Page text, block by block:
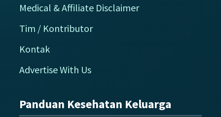
Medical & Affiliate Disclaimer
Tim / Kontributor
Kontak
Advertise With Us
Panduan Kesehatan Keluarga